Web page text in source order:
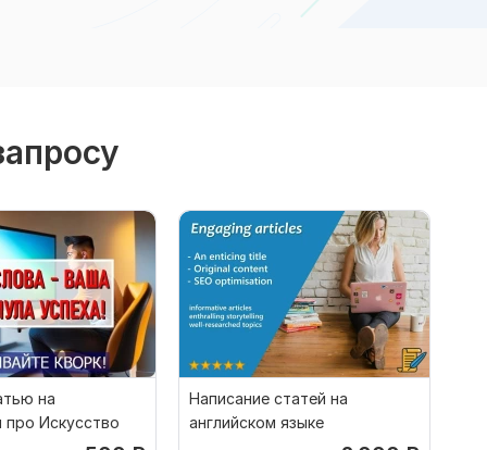
на
про Искусство
Написание статей на
английском языке